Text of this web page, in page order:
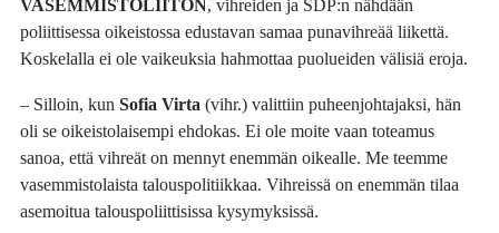
VASEMMISTOLIITON, vihreiden ja SDP:n nähdään
poliittisessa oikeistossa edustavan samaa punavihreää liikettä.
Koskelalla ei ole vaikeuksia hahmottaa puolueiden välisiä eroja.
– Silloin, kunSofia Virta (vihr.) valittiin puheenjohtajaksi, hän
oli se oikeistolaisempi ehdokas. Ei ole moite vaan toteamus
sanoa, että vihreät on mennyt enemmän oikealle. Me teemme
vasemmistolaista talouspolitiikkaa. Vihreissä on enemmän tilaa
asemoitua talouspoliittisissa kysymyksissä.